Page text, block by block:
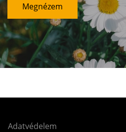
Megnézem
Adatvédelem